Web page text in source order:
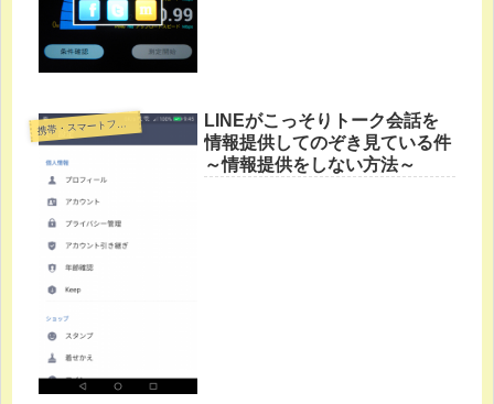
携
LINEがこっそりトーク会話を
情報提供してのぞき見ている件
～情報提供をしない方法～